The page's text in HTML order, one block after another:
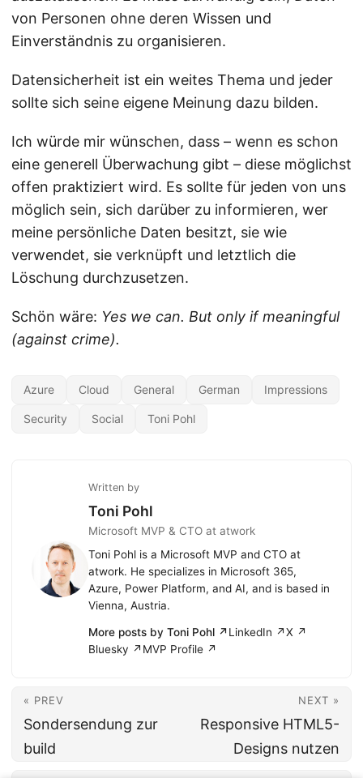
von Personen ohne deren Wissen und
Einverständnis zu organisieren.
Datensicherheit ist ein weites Thema und jeder
sollte sich seine eigene Meinung dazu bilden.
Ich würde mir wünschen, dass – wenn es schon
eine generell Überwachung gibt – diese möglichst
offen praktiziert wird. Es sollte für jeden von uns
möglich sein, sich darüber zu informieren, wer
meine persönliche Daten besitzt, sie wie
verwendet, sie verknüpft und letztlich die
Löschung durchzusetzen.
Schön wäre: Yes we can. But only if meaningful
(against crime).
Azure Cloud General German Impressions
Security Social Toni Pohl
Written by
Toni Pohl
Microsoft MVP & CTO at atwork
Toni Pohl is a Microsoft MVP and CTO at
atwork. He specializes in Microsoft 365,
Azure, Power Platform, and AI, and is based in
Vienna, Austria.
More posts by Toni Pohl ↗LinkedIn ↗X ↗
Bluesky ↗ MVP Profile ↗
« PREV
Sondersendung zur
build
NEXT »
Responsive HTML5-
Designs nutzen